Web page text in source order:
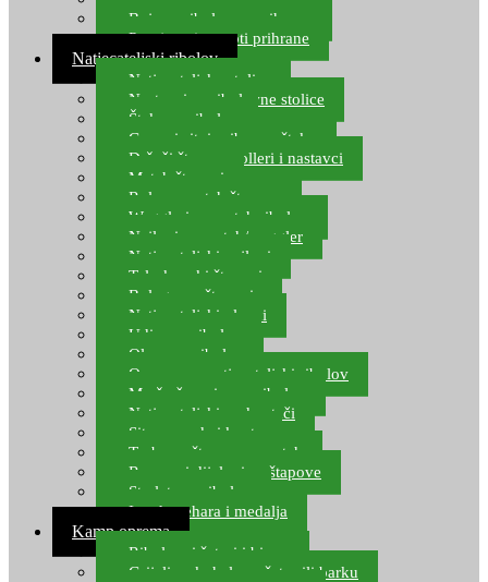
Boje za ribolovnu prihranu
Provjereni recepti prihrane
Natjecateljski ribolov
Natjecateljske stolice
Nastavci za ribolovne stolice
Šteke za ribolov
Gume i sitni pribor za šteku
Držači štapova rolleri i nastavci
Match štapovi
Role za match štapove
Waggleri za match ribolov
Najloni za match/waggler
Natjecateljski najloni
Teleskopski štapovi
Bolognese štapovi
Natjecateljski plovci
Udice za ribolov
Olovo za ribolov
Oprema za natjecateljski ribolov
Mreže čuvarice za ribolov
Natjecateljski podmetači
Sito, posude i kante
Torbe za štapove – match
Rezervni dijelovi za štapove
Starlete za ribolov
Izrada pehara i medalja
Kamp oprema
Ribolovni šatori i bivvy
Grijalice, kuhala za šator ili barku